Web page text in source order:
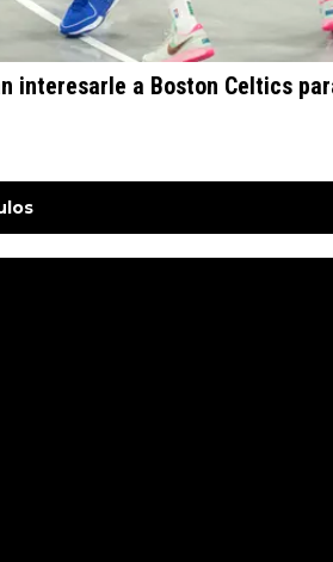
interesarle a Boston Celtics